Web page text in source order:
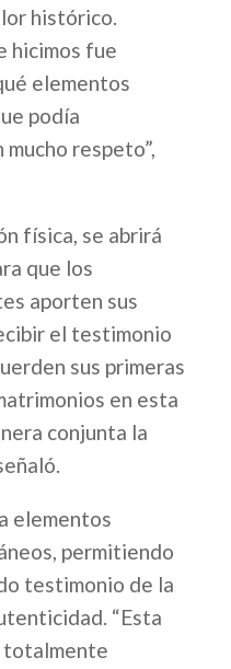
histórico.
hicimos fue
elementos
podía
respeto”,
física, se abrirá
que los
aporten sus
el testimonio
sus primeras
en esta
conjunta la
elementos
permitiendo
testimonio de la
“Esta